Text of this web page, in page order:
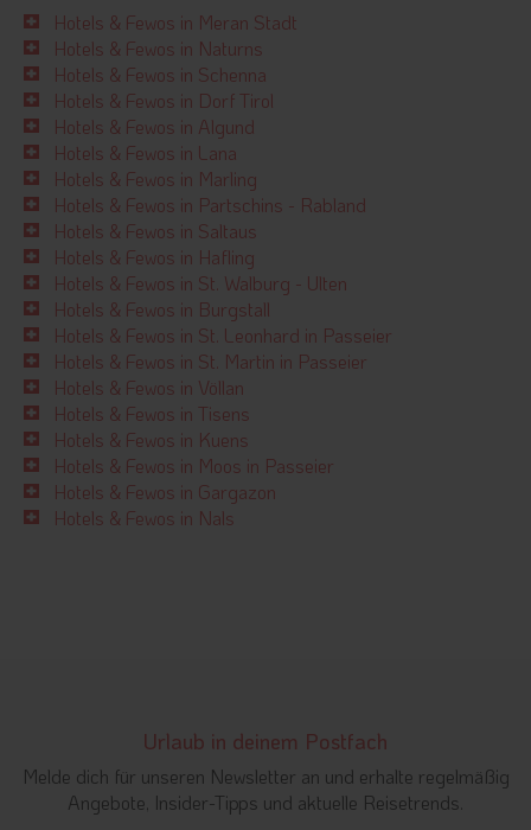
Hotels & Fewos in Meran Stadt
Hotels & Fewos in Naturns
Hotels & Fewos in Schenna
Hotels & Fewos in Dorf Tirol
Hotels & Fewos in Algund
Hotels & Fewos in Lana
Hotels & Fewos in Marling
Hotels & Fewos in Partschins - Rabland
Hotels & Fewos in Saltaus
Hotels & Fewos in Hafling
Hotels & Fewos in St. Walburg - Ulten
Hotels & Fewos in Burgstall
Hotels & Fewos in St. Leonhard in Passeier
Hotels & Fewos in St. Martin in Passeier
Hotels & Fewos in Völlan
Hotels & Fewos in Tisens
Hotels & Fewos in Kuens
Hotels & Fewos in Moos in Passeier
Hotels & Fewos in Gargazon
Hotels & Fewos in Nals
Urlaub in deinem Postfach
Melde dich für unseren Newsletter an und erhalte regelmäßig
Angebote, Insider-Tipps und aktuelle Reisetrends.